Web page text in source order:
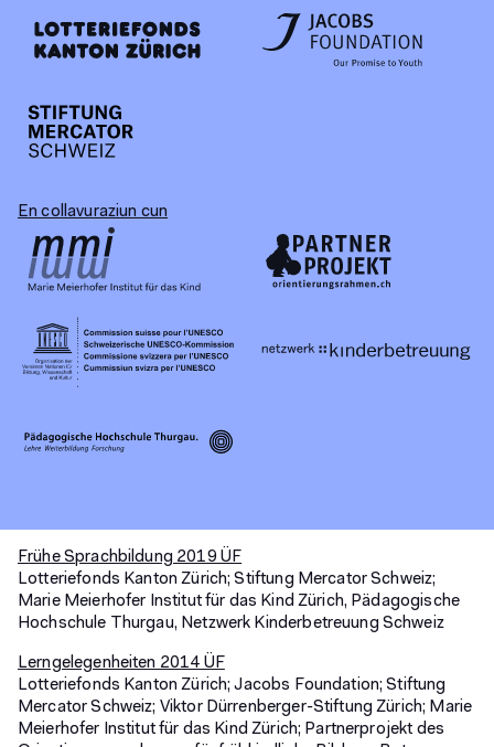
En collavuraziun cun
Frühe Sprachbildung 2019 ÜF
Lotteriefonds Kanton Zürich; Stiftung Mercator Schweiz;
Marie Meierhofer Institut für das Kind Zürich, Pädagogische
Hochschule Thurgau, Netzwerk Kinderbetreuung Schweiz
Lerngelegenheiten 2014 ÜF
Lotteriefonds Kanton Zürich; Jacobs Foundation; Stiftung
Mercator Schweiz; Viktor Dürrenberger-Stiftung Zürich; Marie
Meierhofer Institut für das Kind Zürich; Partnerprojekt des